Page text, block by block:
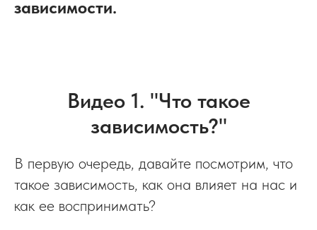
зависимости.
Видео 1. "Что такое
зависимость?"
В первую очередь, давайте посмотрим, что
такое зависимость, как она влияет на нас и
как ее воспринимать?